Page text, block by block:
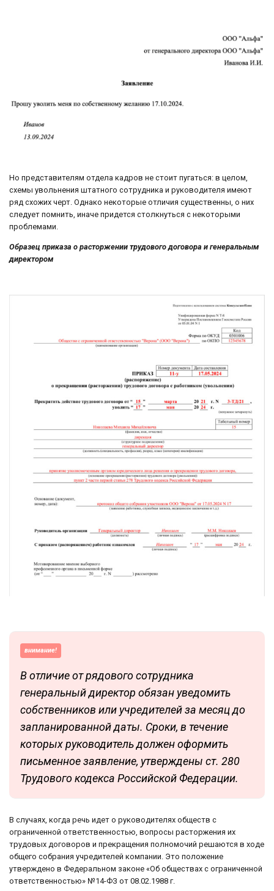
Но представителям отдела кадров не стоит пугаться: в целом,
схемы увольнения штатного сотрудника и руководителя имеют
ряд схожих черт. Однако некоторые отличия существенны, о них
следует помнить, иначе придется столкнуться с некоторыми
проблемами.
Образец приказа о расторжении трудового договора и генеральным
директором
внимание!
В отличие от рядового сотрудника
генеральный директор обязан уведомить
собственников или учредителей за месяц до
запланированной даты. Сроки, в течение
которых руководитель должен оформить
письменное заявление, утверждены ст. 280
Трудового кодекса Российской Федерации.
В случаях, когда речь идет о руководителях обществ с
ограниченной ответственностью, вопросы расторжения их
трудовых договоров и прекращения полномочий решаются в ходе
общего собрания учредителей компании. Это положение
утверждено в Федеральном законе «Об обществах с ограниченной
ответственностью» №14-ФЗ от 08.02.1988 г.